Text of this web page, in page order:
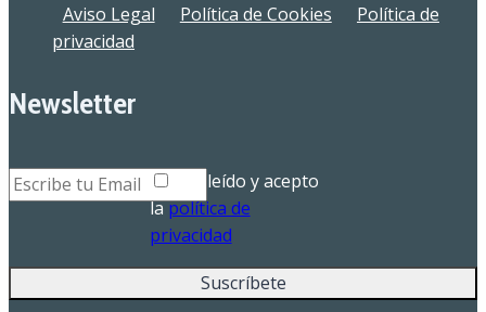
Aviso Legal Política de Cookies
Política de
privacidad
Newsletter
He leído y acepto
lapolítica de
privacidad